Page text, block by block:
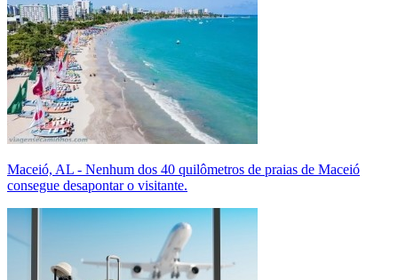
Maceió, AL - Nenhum dos 40 quilômetros de praias de Maceió
consegue desapontar o visitante.